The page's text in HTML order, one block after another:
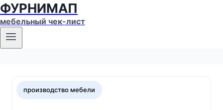
ФУРНИМАП
мебельный чек-лист
производство мебели